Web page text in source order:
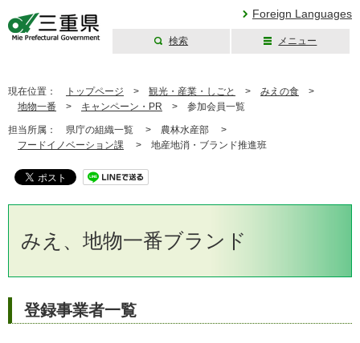
Foreign Languages
検索 メニュー
現在位置： トップページ > 観光・産業・しごと > みえの食 >
地物一番 > キャンペーン・PR > 参加会員一覧
担当所属： 県庁の組織一覧 > 農林水産部 >
フードイノベーション課 > 地産地消・ブランド推進班
みえ、地物一番ブランド
登録事業者一覧